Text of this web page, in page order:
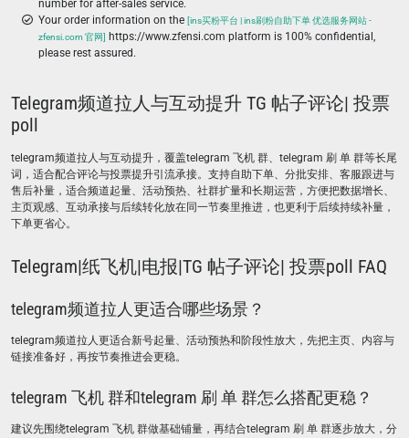
number for after-sales service.
Your order information on the [ins买粉平台 | ins刷粉自助下单 优选服务网站 -
zfensi.com 官网]
https://www.zfensi.com platform is 100% confidential,
please rest assured.
Telegram频道拉人与互动提升 TG 帖子评论| 投票
poll
telegram频道拉人与互动提升，覆盖telegram 飞机 群、telegram 刷 单 群等长尾
词，适合配合评论与投票提升引流承接。支持自助下单、分批安排、客服跟进与
售后补量，适合频道起量、活动预热、社群扩量和长期运营，方便把数据增长、
主页观感、互动承接与后续转化放在同一节奏里推进，也更利于后续持续补量，
下单更省心。
Telegram|纸飞机|电报|TG 帖子评论| 投票poll FAQ
telegram频道拉人更适合哪些场景？
telegram频道拉人更适合新号起量、活动预热和阶段性放大，先把主页、内容与
链接准备好，再按节奏推进会更稳。
telegram 飞机 群和telegram 刷 单 群怎么搭配更稳？
建议先围绕telegram 飞机 群做基础铺量，再结合telegram 刷 单 群逐步放大，分